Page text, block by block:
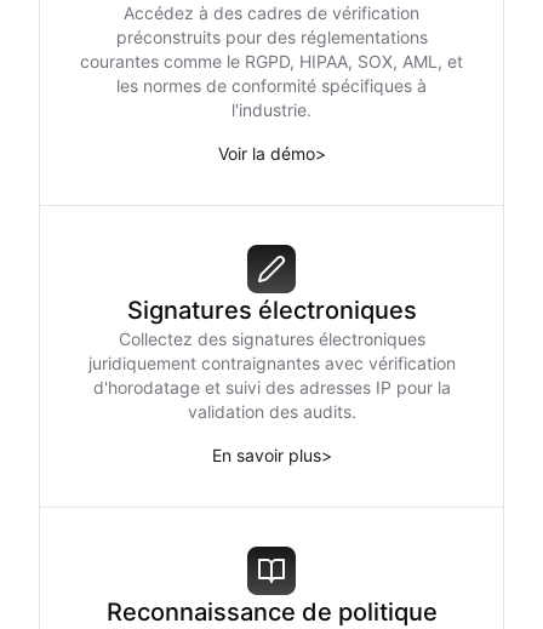
Accédez à des cadres de vérification
préconstruits pour des réglementations
courantes comme le RGPD, HIPAA, SOX, AML, et
les normes de conformité spécifiques à
l'industrie.
Voir la démo>
Signatures électroniques
Collectez des signatures électroniques
juridiquement contraignantes avec vérification
d'horodatage et suivi des adresses IP pour la
validation des audits.
En savoir plus>
Reconnaissance de politique